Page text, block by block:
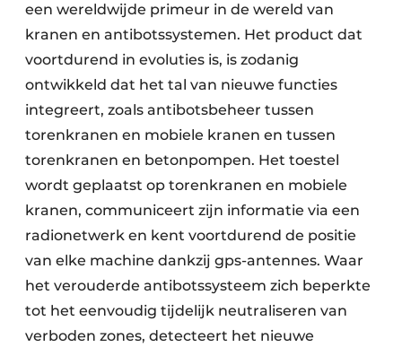
een wereldwijde primeur in de wereld van
kranen en antibotssystemen. Het product dat
voortdurend in evoluties is, is zodanig
ontwikkeld dat het tal van nieuwe functies
integreert, zoals antibotsbeheer tussen
torenkranen en mobiele kranen en tussen
torenkranen en betonpompen. Het toestel
wordt geplaatst op torenkranen en mobiele
kranen, communiceert zijn informatie via een
radionetwerk en kent voortdurend de positie
van elke machine dankzij gps-antennes. Waar
het verouderde antibotssysteem zich beperkte
tot het eenvoudig tijdelijk neutraliseren van
verboden zones, detecteert het nieuwe